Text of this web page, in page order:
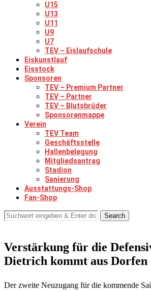
U15
U13
U11
U9
U7
TEV – Eislaufschule
Eiskunstlauf
Eisstock
Sponsoren
TEV – Premium Partner
TEV – Partner
TEV – Blutsbrüder
Sponsorenmappe
Verein
TEV Team
Geschäftsstelle
Hallenbelegung
Mitgliedsantrag
Stadion
Sanierung
Ausstattungs-Shop
Fan-Shop
Search
Verstärkung für die
Dietrich kommt aus Dorfen
Der zweite Neuzugang für die kommende